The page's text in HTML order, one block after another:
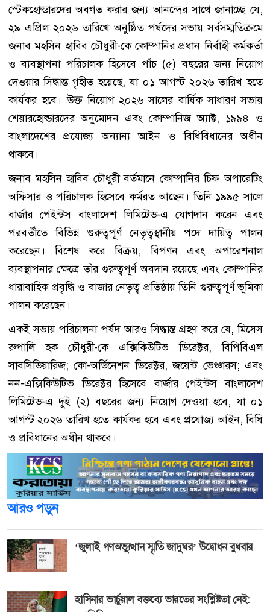
স্টেকহোল্ডারদের অবগত করার জন্য আনন্দের সাথে জানাচ্ছে যে,
২৯ এপ্রিল ২০২৬ তারিখে অনুষ্ঠিত পর্ষদের সভায় সর্বসম্মতিক্রমে
জনাব মহসিন হাবিব চৌধুরী-কে কোম্পানির প্রধান নির্বাহী কর্মকর্তা
ও ব্যবস্থাপনা পরিচালক হিসেবে পাঁচ (৫) বছরের জন্য নিয়োগ
দেওয়ার সিদ্ধান্ত গৃহীত হয়েছে, যা ০১ আগস্ট ২০২৬ তারিখ হতে
কার্যকর হবে। উক্ত নিয়োগ ২০২৬ সালের বার্ষিক সাধারণ সভায়
শেয়ারহোল্ডারদের অনুমোদন এবং কোম্পানিজ অ্যাক্ট, ১৯৯৪ ও
বাংলাদেশের প্রযোজ্য অন্যান্য আইন ও বিধিবিধানের অধীন
থাকবে।
জনাব মহসিন হাবিব চৌধুরী বর্তমানে কোম্পানির চিফ অপারেটিং
অফিসার ও পরিচালক হিসেবে কর্মরত আছেন। তিনি ১৯৯৫ সালে
বার্জার পেইন্টস বাংলাদেশ লিমিটেড-এ যোগদান করেন এবং
পরবর্তীতে বিভিন্ন গুরুত্বপূর্ণ নেতৃত্বস্থানীয় পদে দায়িত্ব পালন
করেছেন। বিশেষ করে বিক্রয়, বিপণন এবং অপারেশনাল
ব্যবস্থাপনার ক্ষেত্রে তাঁর গুরুত্বপূর্ণ অবদান রয়েছে এবং কোম্পানির
ধারাবাহিক প্রবৃদ্ধি ও বাজার নেতৃত্ব প্রতিষ্ঠায় তিনি গুরুত্বপূর্ণ ভূমিকা
পালন করেছেন।
একই সভায় পরিচালনা পর্ষদ আরও সিদ্ধান্ত গ্রহণ করে যে, মিসেস
রুপালি হক চৌধুরী-কে এক্সিকিউটিভ ডিরেক্টর, বিপিবিএল
সাবসিডিয়ারিজ; কো-অর্ডিনেশন ডিরেক্টর, জয়েন্ট ভেঞ্চারস; এবং
নন-এক্সিকিউটিভ ডিরেক্টর হিসেবে বার্জার পেইন্টস বাংলাদেশ
লিমিটেড-এ দুই (২) বছরের জন্য নিয়োগ দেওয়া হবে, যা ০১
আগস্ট ২০২৬ তারিখ হতে কার্যকর হবে এবং প্রযোজ্য আইন, বিধি
ও প্রবিধানের অধীন থাকবে।
আরও পড়ুন
‘জুলাই গণঅভ্যুত্থান স্মৃতি জাদুঘর’ উদ্বোধন বুধবার
হাসিনার ভার্চুয়াল বক্তব্যে ভারতের সংশ্লিষ্টতা নেই: